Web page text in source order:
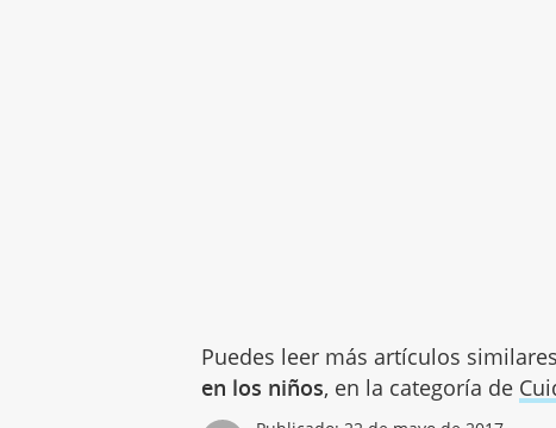
Puedes leer más artículos
en los niños, en la categoría de